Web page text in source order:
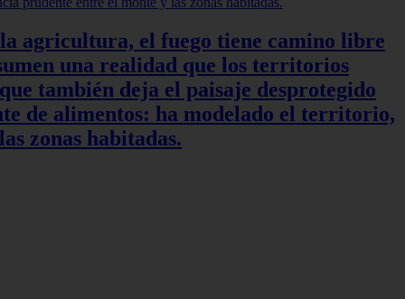
agricultura, el fuego tiene camino libre
una realidad que los territorios
también deja el paisaje desprotegido
de alimentos: ha modelado el territorio,
zonas habitadas.